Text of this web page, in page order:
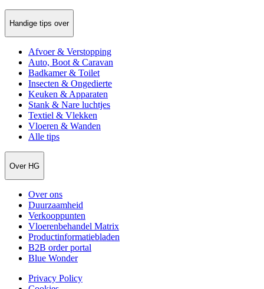
Handige tips over
Afvoer & Verstopping
Auto, Boot & Caravan
Badkamer & Toilet
Insecten & Ongedierte
Keuken & Apparaten
Stank & Nare luchtjes
Textiel & Vlekken
Vloeren & Wanden
Alle tips
Over HG
Over ons
Duurzaamheid
Verkooppunten
Vloerenbehandel Matrix
Productinformatiebladen
B2B order portal
Blue Wonder
Privacy Policy